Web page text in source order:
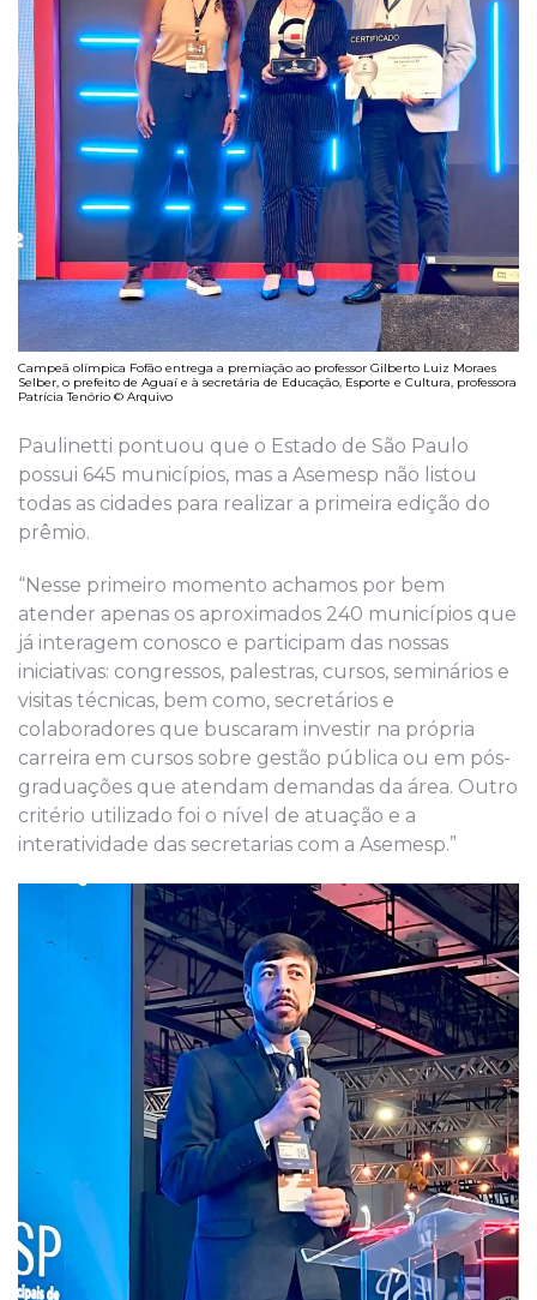
Campeã olímpica Fofão entrega a premiação ao professor Gilberto Luiz Moraes
Selber, o prefeito de Aguaí e à secretária de Educação, Esporte e Cultura, professora
Patrícia Tenório © Arquivo
Paulinetti pontuou que o Estado de São Paulo
possui 645 municípios, mas a Asemesp não listou
todas as cidades para realizar a primeira edição do
prêmio.
“Nesse primeiro momento achamos por bem
atender apenas os aproximados 240 municípios que
já interagem conosco e participam das nossas
iniciativas: congressos, palestras, cursos, seminários e
visitas técnicas, bem como, secretários e
colaboradores que buscaram investir na própria
carreira em cursos sobre gestão pública ou em pós-
graduações que atendam demandas da área. Outro
critério utilizado foi o nível de atuação e a
interatividade das secretarias com a Asemesp.”